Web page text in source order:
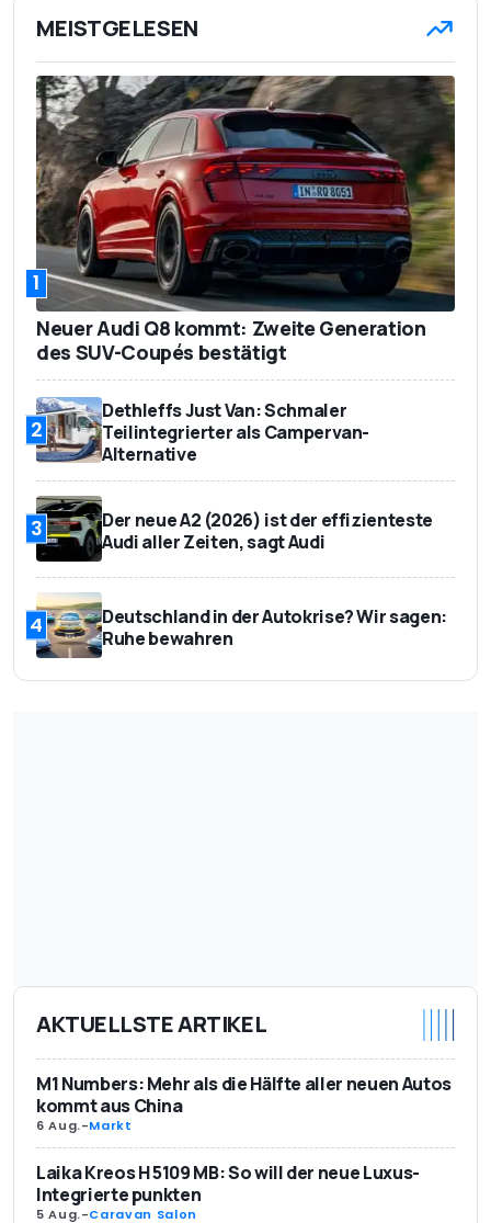
Aufladezeit
36 min (10-80%) mit
DC, 7h30 mit AC
Länge 4.653 mm
Breite 1.879 mm
Höhe 1.605 mm
Leergewicht
Kofferraumvolumen 585-1.710 Liter
Zuladung
Anhängelast
Steigung)
Basispreis
MEISTGELESEN
1
Neuer Audi Q8 kommt: Zweite Generation
des SUV-Coupés bestätigt
2
Dethleffs Just Van: Schmaler
Teilintegrierter als Campervan-
Alternative
3
Der neue A2 (2026) ist der effizienteste
Audi aller Zeiten, sagt Audi
4
Deutschland in der Autokrise? Wir sagen:
Ruhe bewahren
AKTUELLSTE ARTIKEL
M1 Numbers: Mehr als die Hälfte aller neuen Autos
kommt aus China
6 Aug.-Markt
Laika Kreos H 5109 MB: So will der neue Luxus-
Integrierte punkten
5 Aug.-Caravan Salon